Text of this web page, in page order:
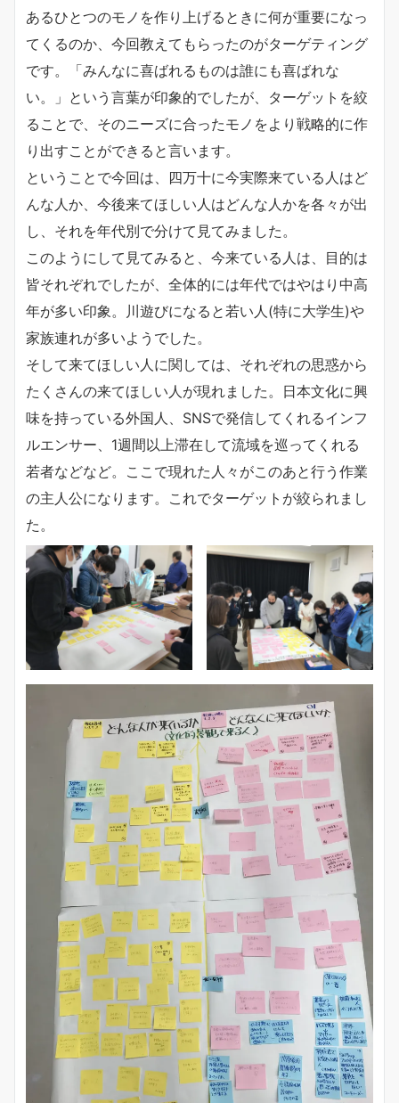
あるひとつのモノを作り上げるときに何が重要になっ
てくるのか、今回教えてもらったのがターゲティング
です。「みんなに喜ばれるものは誰にも喜ばれな
い。」という言葉が印象的でしたが、ターゲットを絞
ることで、そのニーズに合ったモノをより戦略的に作
り出すことができると言います。
ということで今回は、四万十に今実際来ている人はど
んな人か、今後来てほしい人はどんな人かを各々が出
し、それを年代別で分けて見てみました。
このようにして見てみると、今来ている人は、目的は
皆それぞれでしたが、全体的には年代ではやはり中高
年が多い印象。川遊びになると若い人(特に大学生)や
家族連れが多いようでした。
そして来てほしい人に関しては、それぞれの思惑から
たくさんの来てほしい人が現れました。日本文化に興
味を持っている外国人、SNSで発信してくれるインフ
ルエンサー、1週間以上滞在して流域を巡ってくれる
若者などなど。ここで現れた人々がこのあと行う作業
の主人公になります。これでターゲットが絞られまし
た。